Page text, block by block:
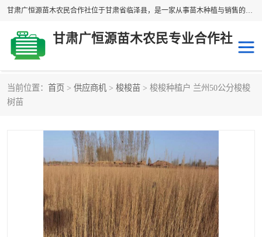
甘肃广恒源苗木农民合作社位于甘肃省临泽县，是一家从事苗木种植与销售的农民合作组织，合作社拥有苗木基地1500多亩，种植苗木品种40多个，年产各类苗木2000多万株。主营：白刺苗、红柳苗、梭梭苗等，我们以“种植一流的苗子，诚信经营”的经营理念，竭诚为每一位客户做优质的服务，欢迎来电咨询！
甘肃广恒源苗木农民专业合作社
当前位置： 首页 > 供应商机 > 梭梭苗 > 梭梭种植户 兰州50公分梭梭
树苗新疆杨
圆冠榆 柠条
白刺苗
沙枣树 红柳苗
沙棘苗 柽柳苗